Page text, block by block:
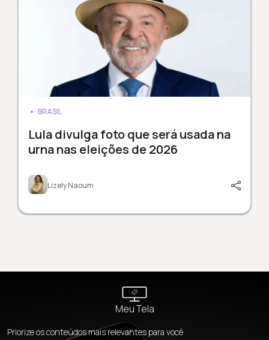
BRASIL
Lula divulga foto que será usada na
urna nas eleições de 2026
Lizely Naoum
Meu Tela
Priorize os conteúdos mais relevantes para você